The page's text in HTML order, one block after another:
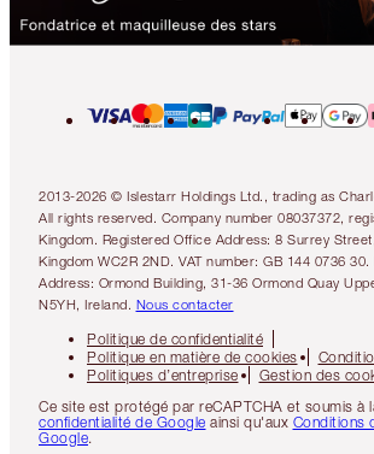
2013-2026 © Islestarr Holdings Ltd., trading as
All rights reserved. Company number 08037372,
Kingdom. Registered Office Address: 8 Surrey
Kingdom WC2R 2ND. VAT number: GB 144 0736
Address: Ormond Building, 31-36 Ormond Quay
N5YH, Ireland. Nous contacter
Politique de confidentialité
Politique en matière de cookies
Politiques d’entreprise
Gestion des
Ce site est protégé par reCAPTCHA et soumis à
confidentialité de Google ainsi qu'aux Conditions
Google.